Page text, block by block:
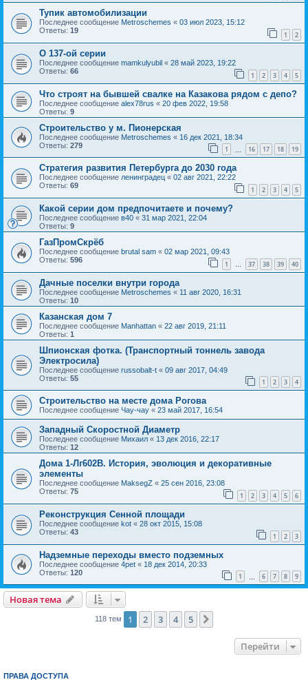
Тупик автомобилизации
Последнее сообщение Metroschemes « 03 июл 2023, 15:12
Ответы: 19 1 2
О 137-ой серии
Последнее сообщение mamkulyubil « 28 май 2023, 19:22
Ответы: 66 1 2 3 4 5
Что строят на бывшей свалке на Казакова рядом с депо?
Последнее сообщение alex78rus « 20 фев 2022, 19:58
Ответы: 9
Строительство у м. Пионерская
Последнее сообщение Metroschemes « 16 дек 2021, 18:34
Ответы: 279 1 16 17 18 19
Стратегия развития Петербурга до 2030 года
Последнее сообщение ленинградец « 02 авг 2021, 22:22
Ответы: 69 1 2 3 4 5
Какой серии дом предпочитаете и почему?
Последнее сообщение в40 « 31 мар 2021, 22:04
Ответы: 9
ГазПромСкрёб
Последнее сообщение brutal sam « 02 мар 2021, 09:43
Ответы: 596 1 … 37 38 39 40
Дачные поселки внутри города
Последнее сообщение Metroschemes « 11 авг 2020, 16:31
Ответы: 10
Казанская дом 7
Последнее сообщение Manhattan « 22 авг 2019, 21:11
Ответы: 1
Шпионская фотка. (Транспортный тоннель завода
Электросила)
Последнее сообщение russobalt-t « 09 авг 2017, 04:49
Ответы: 55 1 2 3 4
Строительство на месте дома Рогова
Последнее сообщение Чау-чау « 23 май 2017, 16:54
Западный Скоростной Диаметр
Последнее сообщение Михаил « 13 дек 2016, 22:17
Ответы: 12
Дома 1-Лг602В. История, эволюция и декоративные
элементы
Последнее сообщение MaksegZ « 25 сен 2016, 23:08
Ответы: 75 1 2 3 4 5 6
Реконструкция Сенной площади
Последнее сообщение kot « 28 окт 2015, 15:08
Ответы: 43 1 2 3
Надземные переходы вместо подземных
Последнее сообщение 4pet « 18 дек 2014, 20:33
Ответы: 120 1 6 7 8 9
Новая тема
118 тем 1 2 3 4 5
Перейти
ПРАВА ДОСТУПА